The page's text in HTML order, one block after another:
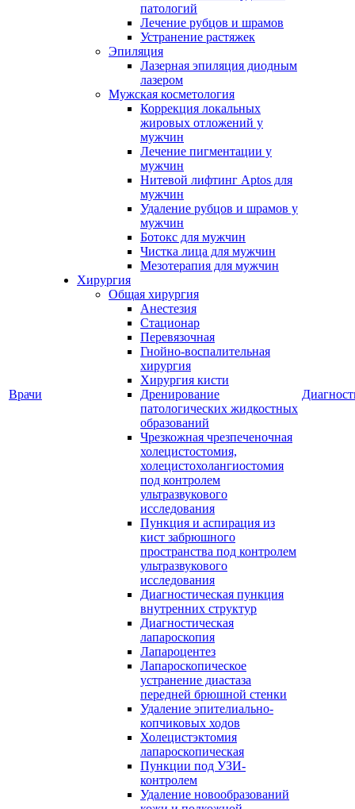
Врачи
патологий
Лечение рубцов и шрамов
Устранение растяжек
Эпиляция
Лазерная эпиляция диодным
лазером
Мужская косметология
Коррекция локальных
жировых отложений у
мужчин
Лечение пигментации у
мужчин
Нитевой лифтинг Aptos для
мужчин
Удаление рубцов и шрамов у
мужчин
Ботокс для мужчин
Чистка лица для мужчин
Мезотерапия для мужчин
Хирургия
Общая хирургия
Анестезия
Стационар
Перевязочная
Гнойно-воспалительная
хирургия
Хирургия кисти
Дренирование
патологических жидкостных
образований
Чрезкожная чрезпеченочная
холецистостомия,
холецистохолангиостомия
под контролем
ультразвукового
исследования
Пункция и аспирация из
кист забрюшного
пространства под контролем
ультразвукового
исследования
Диагностическая пункция
внутренних структур
Диагностическая
лапароскопия
Лапароцентез
Лапароскопическое
устранение диастаза
передней брюшной стенки
Удаление эпителиально-
копчиковых ходов
Холецистэктомия
лапароскопическая
Пункции под УЗИ-
контролем
Удаление новообразований